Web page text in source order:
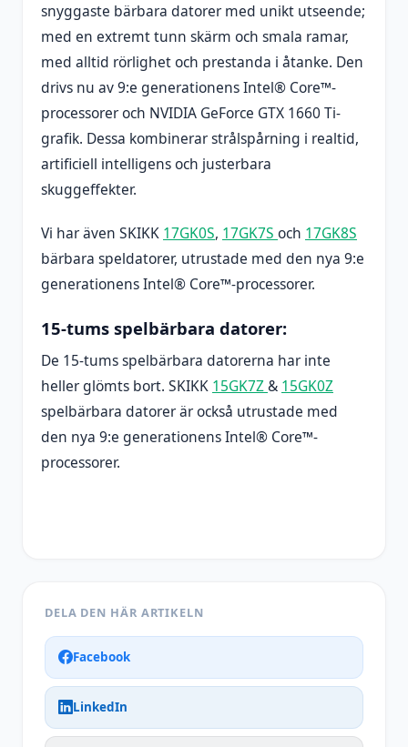
snyggaste bärbara datorer med unikt utseende;
med en extremt tunn skärm och smala ramar,
med alltid rörlighet och prestanda i åtanke. Den
drivs nu av 9:e generationens Intel® Core™-
processorer och NVIDIA GeForce GTX 1660 Ti-
grafik. Dessa kombinerar strålspårning i realtid,
artificiell intelligens och justerbara
skuggeffekter.
Vi har även SKIKK 17GK0S, 17GK7S och 17GK8S
bärbara speldatorer, utrustade med den nya 9:e
generationens Intel® Core™-processorer.
15-tums spelbärbara datorer:
De 15-tums spelbärbara datorerna har inte
heller glömts bort. SKIKK 15GK7Z& 15GK0Z
spelbärbara datorer är också utrustade med
den nya 9:e generationens Intel® Core™-
processorer.
DELA DEN HÄR ARTIKELN
Facebook
LinkedIn